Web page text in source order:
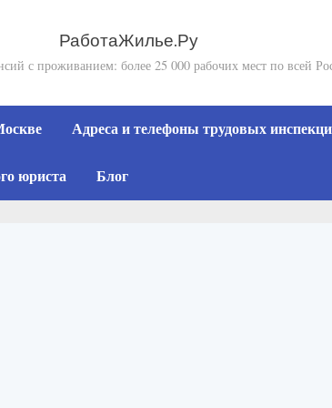
РаботаЖилье.Ру
с проживанием: более 25 000 рабочих мест по всей
Адреса и телефоны трудовых
юриста Блог